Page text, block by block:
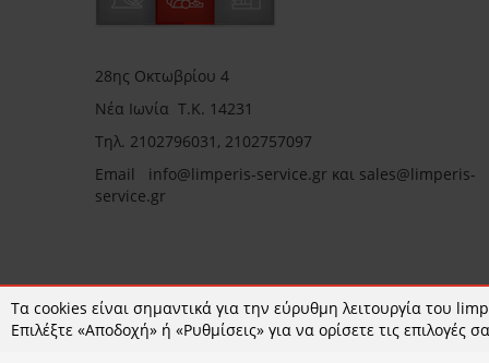
28ης Οκτωβρίου 4
Νέα Ιωνία Τ.Κ. 14231
Τηλ. 2102796031, 2102757097
Email info@limperis-service.gr και sales@limperis-
service.gr
Ωράριο καταστήματος:
Τα cookies είναι σημαντικά για την εύρυθμη λειτουργία του
Επιλέξτε «Αποδοχή» ή «Ρυθμίσεις» για να ορίσετε τις επιλογές